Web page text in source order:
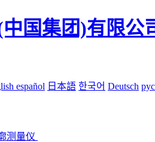
国集团)有限公
español 日本語 한국어 Deutsch
测量仪